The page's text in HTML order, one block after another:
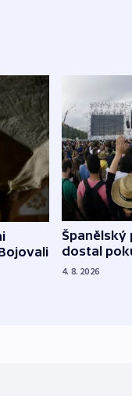
Španělský
dostal
4. 8. 2026